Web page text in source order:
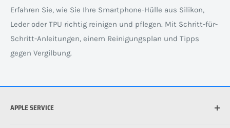
Erfahren Sie, wie Sie Ihre Smartphone-Hülle aus Silikon,
Leder oder TPU richtig reinigen und pflegen. Mit Schritt-für-
Schritt-Anleitungen, einem Reinigungsplan und Tipps
gegen Vergilbung.
APPLE SERVICE